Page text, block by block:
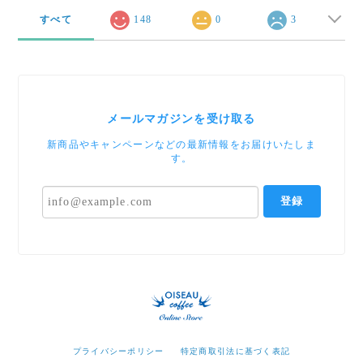
すべて 148 0 3
メールマガジンを受け取る
新商品やキャンペーンなどの最新情報をお届けいたしま
す。
登録
プライバシーポリシー 特定商取引法に基づく表記